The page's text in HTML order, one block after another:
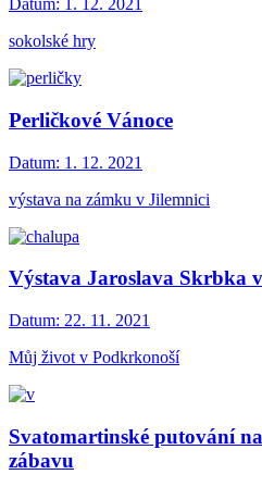
Datum:
1. 12. 2021
sokolské hry
Perličkové Vánoce
Datum: 1. 12. 2021
výstava na zámku v Jilemnici
Výstava Jaroslava Skrbka
Datum: 22. 11. 2021
Můj život v Podkrkonoší
Svatomartinské putování
zábavu